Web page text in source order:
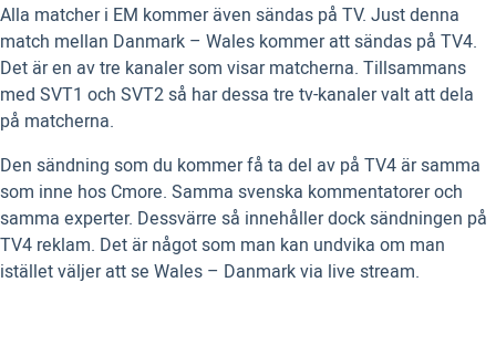
Alla matcher i EM kommer även sändas på TV. Just denna
match mellan Danmark – Wales kommer att sändas på TV4.
Det är en av tre kanaler som visar matcherna. Tillsammans
med SVT1 och SVT2 så har dessa tre tv-kanaler valt att dela
på matcherna.
Den sändning som du kommer få ta del av på TV4 är samma
som inne hos Cmore. Samma svenska kommentatorer och
samma experter. Dessvärre så innehåller dock sändningen på
TV4 reklam. Det är något som man kan undvika om man
istället väljer att se Wales – Danmark via live stream.